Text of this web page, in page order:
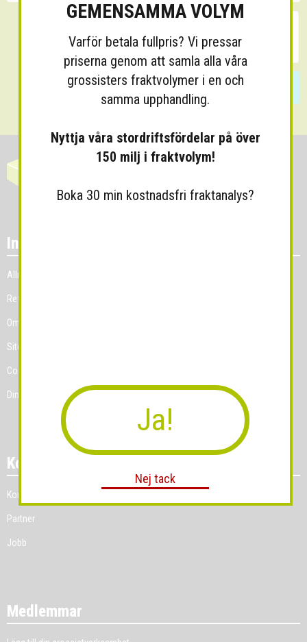
Information
Allmänna villkor
Referenskunder
Om Grossist.se
Sitemap
Cookies
Dina Cookie-prefenser
Kontakt
Kontakt
Partner
Jobb
Medlemmar
GEMENSAMMA VOLYM
Varför betala fullpris? Vi pressar
priserna genom att samla alla våra
grossisters fraktvolymer i en och
samma upphandling.
Nyttja våra stordriftsfördelar på över
150 milj i fraktvolym!
Boka 30 min kostnadsfri fraktanalys?
Ja!
Nej tack